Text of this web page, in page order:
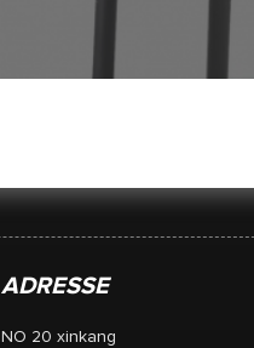
ADRESSE
NO 20 xinkang